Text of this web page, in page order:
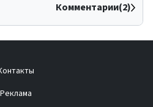
Комментарии(2)
Реклама